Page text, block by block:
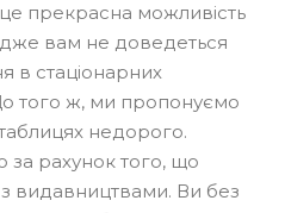
прекрасна можливість
вам не доведеться
в стаціонарних
того ж, ми пропонуємо
таблицях недорого.
за рахунок того, що
видавництвами. Ви без